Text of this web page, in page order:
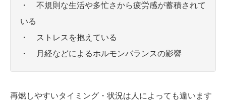
・ 不規則な生活や多忙さから疲労感が蓄積されて
いる
・ ストレスを抱えている
・ 月経などによるホルモンバランスの影響
再燃しやすいタイミング・状況は人によっても違います